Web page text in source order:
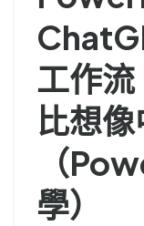
工作流
比想
（
學）